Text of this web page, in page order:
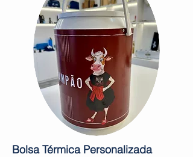
Bolsa Térmica Personalizada